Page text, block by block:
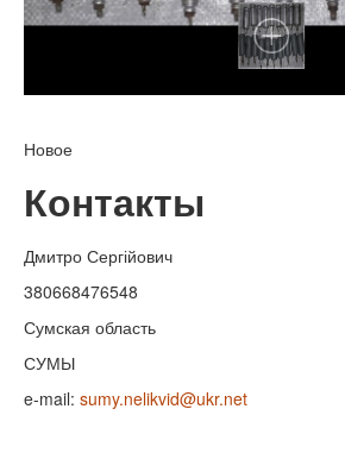
Новое
Контакты
Дмитро Сергійович
380668476548
Сумская область
СУМЫ
e-mail: sumy.nelikvid@ukr.net